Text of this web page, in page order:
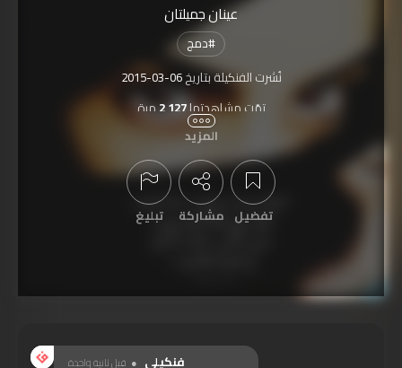
عينان جميلتان
#دمج
نُشرت الفنكيلة بتاريخ2015-03-06
تمّت مشاهدتها2,127مرة
المزيد
تفضيل مشاركة تبليغ
فنكيلي قبل ثانية واحدة